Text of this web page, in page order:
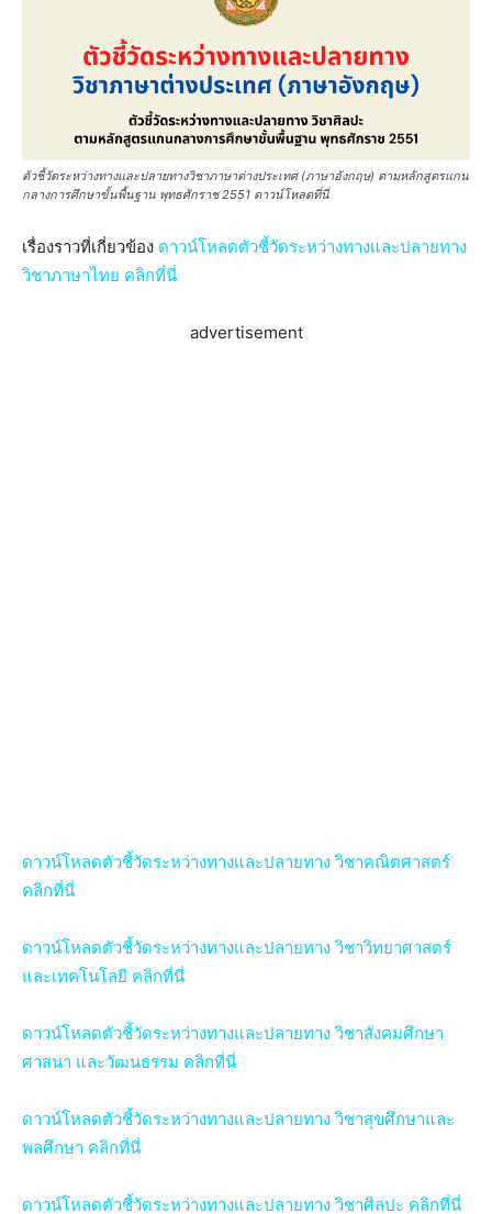
ตัวชี้วัดระหว่างทางและปลายทางวิชาภาษาต่างประเทศ (ภาษาอังกฤษ) ตามหลักสูตรแกน
กลางการศึกษาขั้นพื้นฐาน พุทธศักราช 2551 ดาวน์โหลดที่นี่
เรื่องราวที่เกี่ยวข้อง ดาวน์โหลดตัวชี้วัดระหว่างทางและปลายทาง
วิชาภาษาไทย คลิกที่นี่
advertisement
ดาวน์โหลดตัวชี้วัดระหว่างทางและปลายทาง วิชาคณิตศาสตร์
คลิกที่นี่
ดาวน์โหลดตัวชี้วัดระหว่างทางและปลายทาง วิชาวิทยาศาสตร์
และเทคโนโลยี คลิกที่นี่
ดาวน์โหลดตัวชี้วัดระหว่างทางและปลายทาง วิชาสังคมศึกษา
ศาสนา และวัฒนธรรม คลิกที่นี่
ดาวน์โหลดตัวชี้วัดระหว่างทางและปลายทาง วิชาสุขศึกษาและ
พลศึกษา คลิกที่นี่
ดาวน์โหลดตัวชี้วัดระหว่างทางและปลายทาง วิชาศิลปะ คลิกที่นี่